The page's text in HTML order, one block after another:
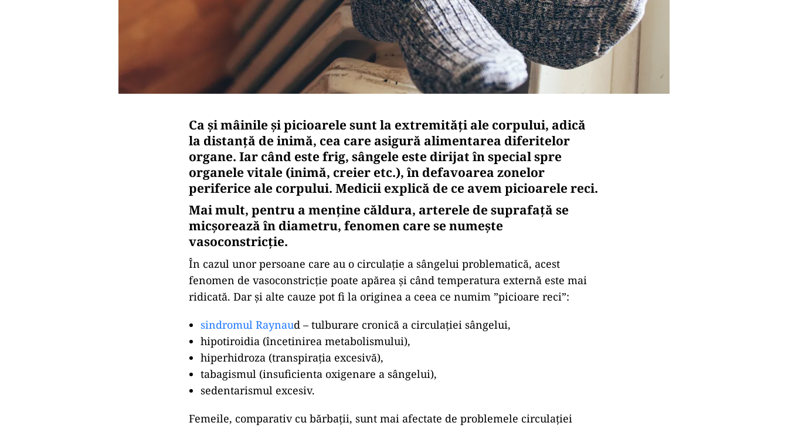
Ca și mâinile și picioarele sunt la extremități ale corpului, adică
la distanță de inimă, cea care asigură alimentarea diferitelor
organe. Iar când este frig, sângele este dirijat în special spre
organele vitale (inimă, creier etc.), în defavoarea zonelor
periferice ale corpului. Medicii explică de ce avem picioarele reci.
Mai mult, pentru a menține căldura, arterele de suprafață se
micșorează în diametru, fenomen care se numește
vasoconstricție.
În cazul unor persoane care au o circulație a sângelui problematică, acest
fenomen de vasoconstricție poate apărea și când temperatura externă este mai
ridicată. Dar și alte cauze pot fi la originea a ceea ce numim ”picioare reci”:
sindromul Raynaud – tulburare cronică a circulației sângelui,
hipotiroidia (încetinirea metabolismului),
hiperhidroza (transpirația excesivă),
tabagismul (insuficienta oxigenare a sângelui),
sedentarismul excesiv.
Femeile, comparativ cu bărbații, sunt mai afectate de problemele circulației